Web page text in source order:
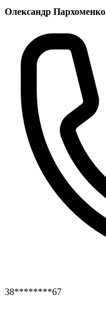
Олександр Пархоменко
38********67